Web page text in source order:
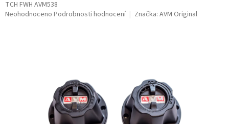
TCH FWH AVM538
Průměrné
Neohodnoceno Podrobnosti hodnocení Značka: AVM Original